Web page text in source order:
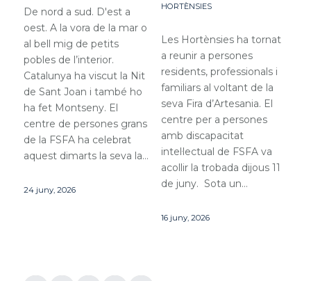
De nord a sud. D'est a
oest. A la vora de la mar o
al bell mig de petits
pobles de l’interior.
Catalunya ha viscut la Nit
de Sant Joan i també ho
ha fet Montseny. El
centre de persones grans
de la FSFA ha celebrat
aquest dimarts la seva la…
24 juny, 2026
HORTÈNSIES
Les Hortènsies ha tornat
a reunir a persones
residents, professionals i
familiars al voltant de la
seva Fira d’Artesania. El
centre per a persones
amb discapacitat
intel·lectual de FSFA va
acollir la trobada dijous 11
de juny. Sota un…
16 juny, 2026